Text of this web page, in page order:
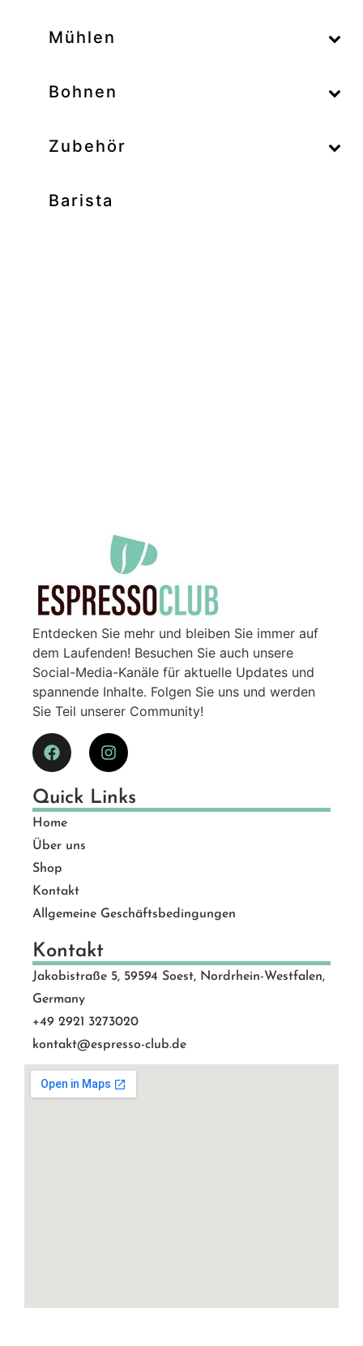
Mühlen
–
Bohnen
–
Zubehör
Barista
Entdecken Sie mehr und bleiben Sie immer auf
dem Laufenden! Besuchen Sie auch unsere
Social-Media-Kanäle für aktuelle Updates und
spannende Inhalte. Folgen Sie uns und werden
Sie Teil unserer Community!
Quick Links
Home
Über uns
Shop
Kontakt
Allgemeine Geschäftsbedingungen
Kontakt
Jakobistraße 5, 59594 Soest, Nordrhein-Westfalen,
Germany
+49 2921 3273020
kontakt@espresso-club.de